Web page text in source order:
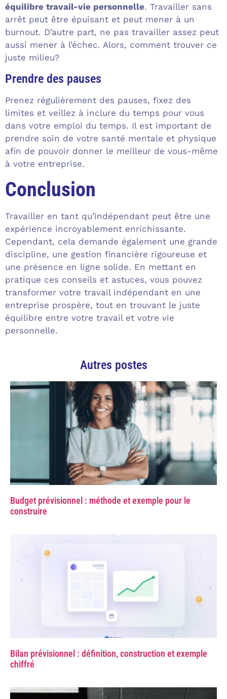
équilibre travail-vie personnelle. Travailler sans
arrêt peut être épuisant et peut mener à un
burnout. D’autre part, ne pas travailler assez peut
aussi mener à l’échec. Alors, comment trouver ce
juste milieu?
Prendre des pauses
Prenez régulièrement des pauses, fixez des
limites et veillez à inclure du temps pour vous
dans votre emploi du temps. Il est important de
prendre soin de votre santé mentale et physique
afin de pouvoir donner le meilleur de vous-même
à votre entreprise.
Conclusion
Travailler en tant qu’indépendant peut être une
expérience incroyablement enrichissante.
Cependant, cela demande également une grande
discipline, une gestion financière rigoureuse et
une présence en ligne solide. En mettant en
pratique ces conseils et astuces, vous pouvez
transformer votre travail indépendant en une
entreprise prospère, tout en trouvant le juste
équilibre entre votre travail et votre vie
personnelle.
Autres postes
Budget prévisionnel : méthode et exemple pour le
construire
Bilan prévisionnel : définition, construction et exemple
chiffré